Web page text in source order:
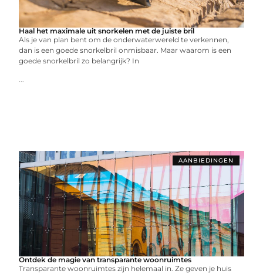
Haal het maximale uit snorkelen met de juiste bril
Als je van plan bent om de onderwaterwereld te verkennen,
dan is een goede snorkelbril onmisbaar. Maar waarom is een
goede snorkelbril zo belangrijk? In
...
AANBIEDINGEN
Ontdek de magie van transparante woonruimtes
Transparante woonruimtes zijn helemaal in. Ze geven je huis